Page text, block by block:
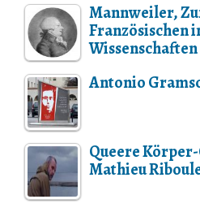
Mannweiler,
Französischen
Wissenschaften
Antonio
Queere
Mathieu